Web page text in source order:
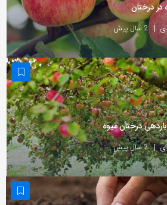
درختان
2 سال پیش
درختان میوه
2 سال پیش